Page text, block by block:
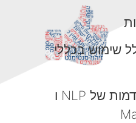
שימוש בכללי
יישום גישות מתקדמות של NLP ו